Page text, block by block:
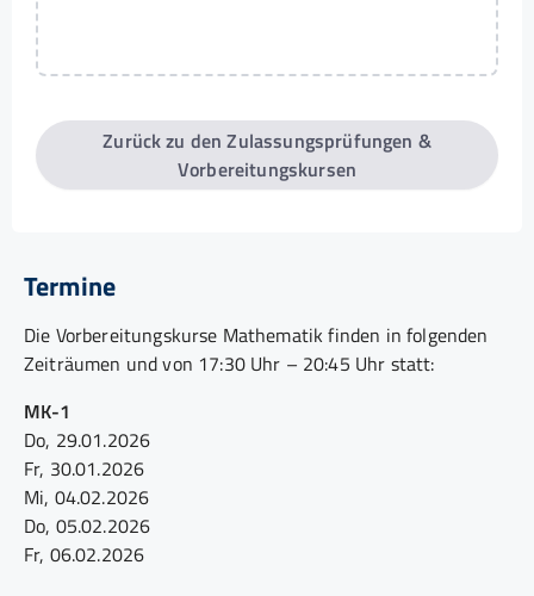
Zurück zu den Zulassungsprüfungen &
Vorbereitungskursen
Termine
Die Vorbereitungskurse Mathematik finden in folgenden
Zeiträumen und von 17:30 Uhr – 20:45 Uhr statt:
MK-1
Do, 29.01.2026
Fr, 30.01.2026
Mi, 04.02.2026
Do, 05.02.2026
Fr, 06.02.2026